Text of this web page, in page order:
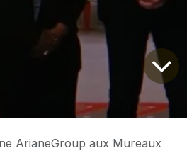
ArianeGroup aux Mureaux